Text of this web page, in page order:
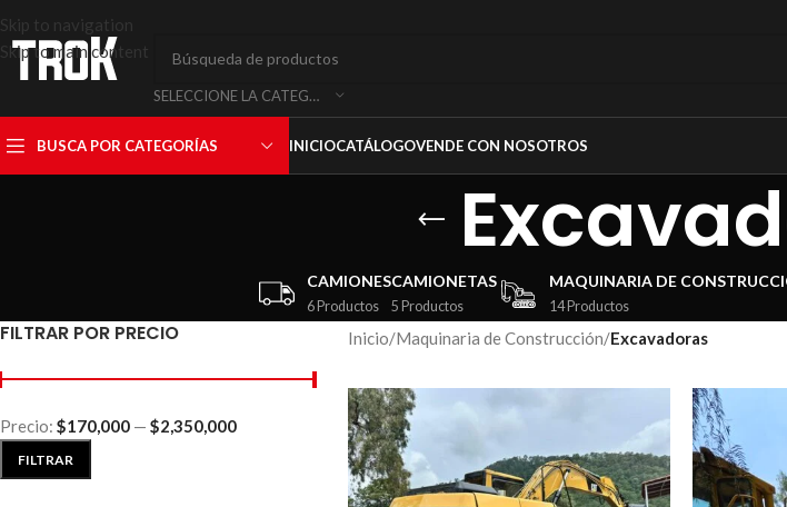
Skip to navigation
Skip to main content
SELECCIONE LA CATEGORÍA
BUSCA POR CATEGORÍAS INICIOCATÁLOGOVENDE CON NOSOTROS
CAMIONES
6 Productos
CAMIONETAS
5 Productos
MAQUINARIA DE
14 Productos
FILTRAR POR PRECIO
FILTRAR
Precio: $170,000 — $2,350,000
Inicio/Maquinaria de Construcción/Excavadoras